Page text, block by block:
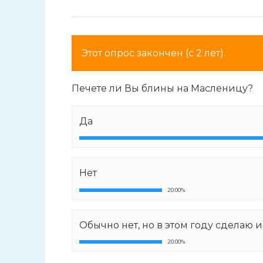
Этот опрос закончен (с 2 лет).
Печете ли Вы блины на Масленицу?
Да
Нет
20.00%
Обычно нет, но в этом году сделаю
20.00%